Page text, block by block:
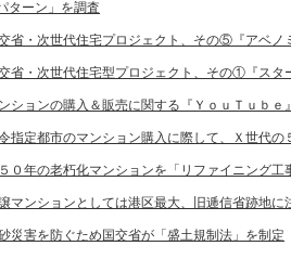
ターン」を調査
省・次世代住宅プロジェクト、その⑤『アベノ
省・次世代住宅型プロジェクト、その①『スタ
ションの購入＆販売に関する『ＹｏｕＴｕｂｅ
指定都市のマンション購入に際して、Ｘ世代
０年の老朽化マンションを「リファイニング工
マンションとしては港区最大、旧逓信省跡地
災害を防ぐため国交省が「盛土規制法」を制定